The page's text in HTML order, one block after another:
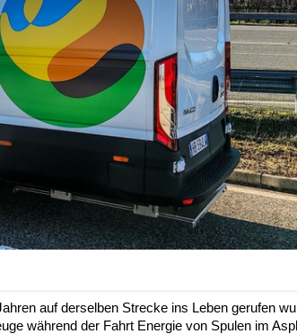
auf derselben Strecke ins Leben gerufen
während der Fahrt Energie von Spulen im